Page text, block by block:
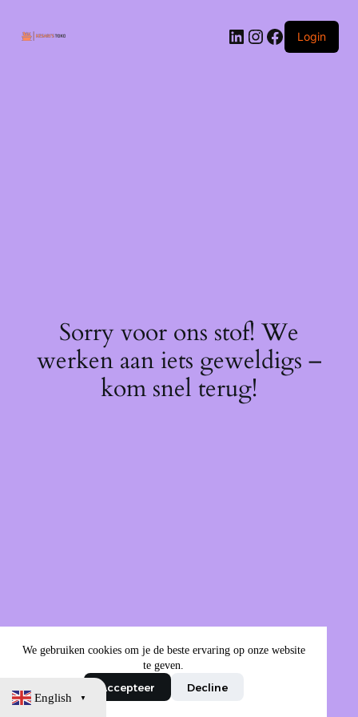
We gebruiken cookies om je de beste ervaring op onze website
te geven.
Accepteer Decline
LinkedIn
Instagram
Facebook
Login
Sorry voor ons stof! We
werken aan iets geweldigs –
kom snel terug!
English ▼